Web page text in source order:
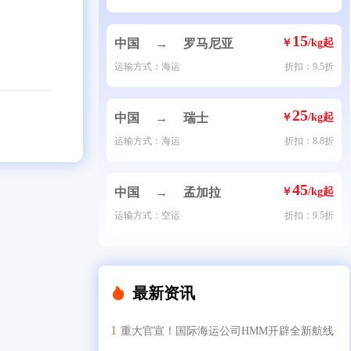
中国 → 罗马尼亚 ￥ 15/kg起
运输方式：海运 折扣：9.5折
中国 → 瑞士 ￥25/kg起
运输方式：海运 折扣：8.8折
中国 → 孟加拉 ￥45/kg起
运输方式：空运 折扣：9.5折
最新资讯
重大官宣！国际海运公司HMM开辟全新航线